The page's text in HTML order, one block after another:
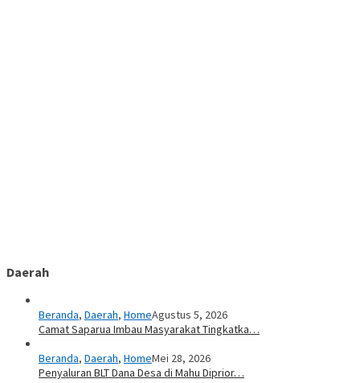
Daerah
Beranda, Daerah, HomeAgustus 5, 2026
Camat Saparua Imbau Masyarakat Tingkatka…
Beranda, Daerah, HomeMei 28, 2026
Penyaluran BLT Dana Desa di Mahu Diprior…